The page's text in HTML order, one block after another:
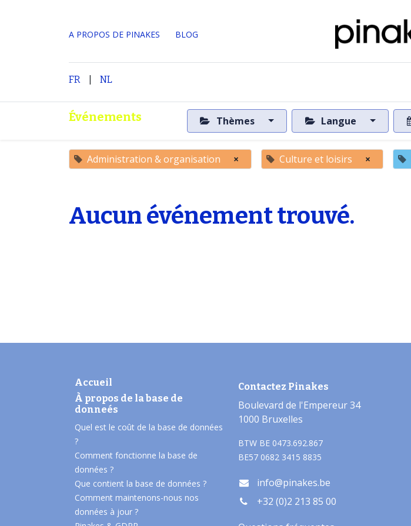
A PROPOS DE PINAKES ​BLOG
FR | NL
Événements Thèmes Langue
Administration & organisation × Culture et loisirs ×
Aucun événement trouvé.
Accueil
À propos de la base de
donneés​
Quel est le coût de la base de données
?
Comment fonctionne la base de
données ?
Que contient la base de données ?
Comment maintenons-nous nos
données à jour ?
Contactez Pinakes
Boulevard de l'Empereur 34
1000 Bruxelles
BTW BE 0473.692.867
BE57 0682 3415 8835
info@pinakes.be
+32 (0)2 213 85 00